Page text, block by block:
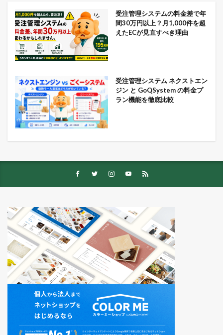
受注管理システムの料金差で年
間30万円以上？月1,000件を超
えたECが見直すべき理由
受注管理システム ネクストエン
ジン と GoQSystem の料金プ
ラン機能を徹底比較